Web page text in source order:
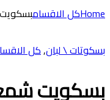
Homeكل الاقسام
بسكوتات \ لبان,كل
بسكويت